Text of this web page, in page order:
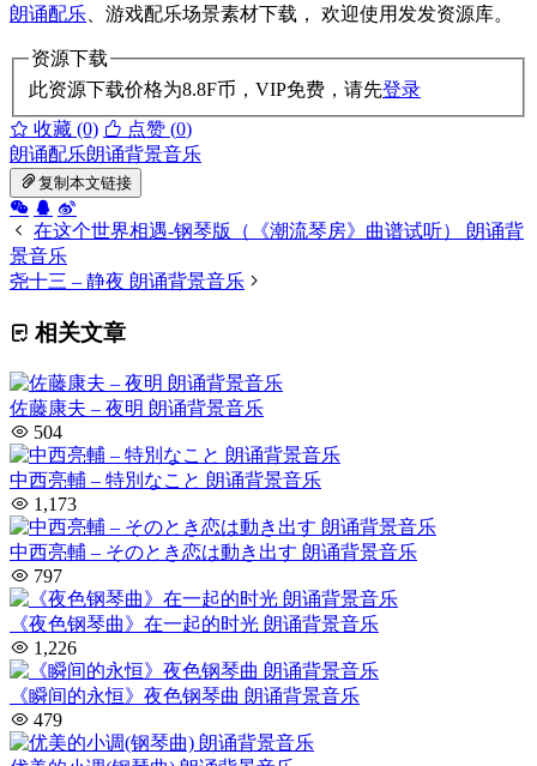
朗诵配乐 、游戏配乐场景素材下载， 欢迎使用发发资源库。
资源下载
此资源下载价格为8.8F币，VIP免费，请先登录
收藏 (0)
点赞 (0)
朗诵配乐朗诵背景音乐
复制本文链接
在这个世界相遇-钢琴版（《潮流琴房》曲谱试听） 朗诵背
景音乐
尧十三 – 静夜 朗诵背景音乐
相关文章
佐藤康夫 – 夜明 朗诵背景音乐
504
中西亮輔 – 特別なこと 朗诵背景音乐
1,173
中西亮輔 – そのとき恋は動き出す 朗诵背景音乐
797
《夜色钢琴曲》在一起的时光 朗诵背景音乐
1,226
《瞬间的永恒》夜色钢琴曲 朗诵背景音乐
479